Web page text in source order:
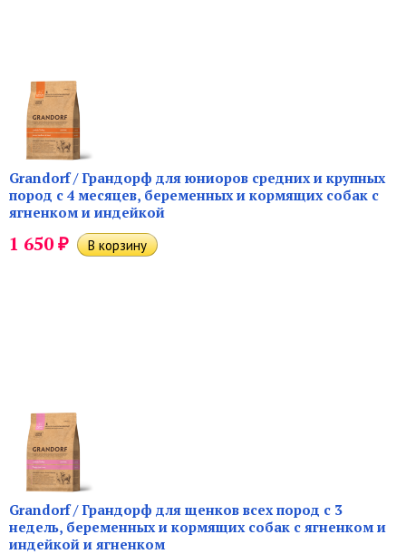
Grandorf / Грандорф для юниоров средних и крупных
пород с 4 месяцев, беременных и кормящих собак с
ягненком и индейкой
1 650₽
Grandorf / Грандорф для щенков всех пород с 3
недель, беременных и кормящих собак с ягненком и
индейкой и ягненком